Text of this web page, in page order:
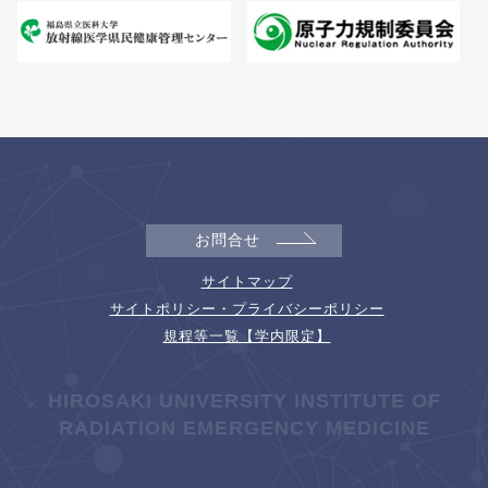
お問合せ
サイトマップ
サイトポリシー・プライバシーポリシー
規程等一覧【学内限定】
HIROSAKI UNIVERSITY INSTITUTE OF
RADIATION EMERGENCY MEDICINE